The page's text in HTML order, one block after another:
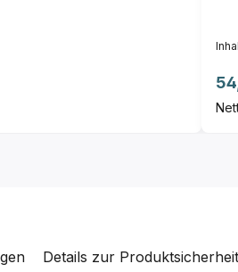
Details zur Produktsicherheit